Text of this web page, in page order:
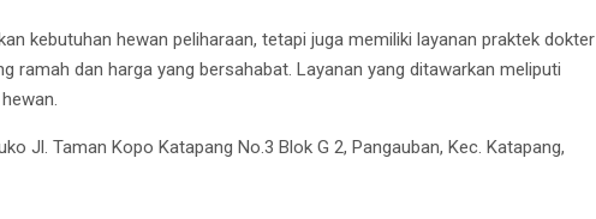
kebutuhan hewan peliharaan, tetapi juga memiliki layanan praktek dokter
ramah dan harga yang bersahabat. Layanan yang ditawarkan meliputi
Jl. Taman Kopo Katapang No.3 Blok G 2, Pangauban, Kec. Katapang,